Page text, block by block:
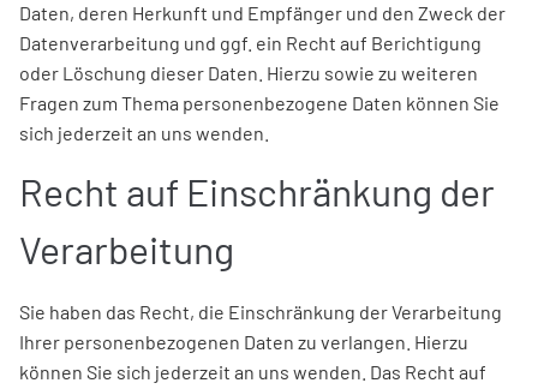
Daten, deren Herkunft und Empfänger und den Zweck der
Datenverarbeitung und ggf. ein Recht auf Berichtigung
oder Löschung dieser Daten. Hierzu sowie zu weiteren
Fragen zum Thema personenbezogene Daten können Sie
sich jederzeit an uns wenden.
Recht auf Einschränkung der
Verarbeitung
Sie haben das Recht, die Einschränkung der Verarbeitung
Ihrer personenbezogenen Daten zu verlangen. Hierzu
können Sie sich jederzeit an uns wenden. Das Recht auf